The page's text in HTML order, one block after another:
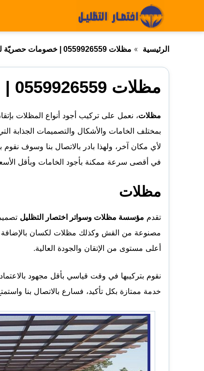
الرئيسية مظلات 0559926559 | خصومات حصريّة لفترة محدودة
مظلات 0559926559 | خصومات حصريّة لفترة محدودة
مظلات، نعمل على تركيب أجود أنواع المظلات
بمختلف الخامات والأشكال والتصميمات الجذابة
لأي مكان آخر، ولهذا بادر بالاتصال بنا وسوف نقوم
في أقصى سرعة ممكنة بأجود الخامات وبأقل
مظلات
تقدم مؤسسة مظلات وسواتر اختصار التظليل
مصنوعة من القش وكذلك مظلات لكسان بالإضافة
أعلى مستوى من الإتقان والجودة العالية.
نقوم بتركيبها في وقت قياسي بأقل مجهود
خدمة ممتازة بكل تأكيد، فسارع بالاتصال بنا